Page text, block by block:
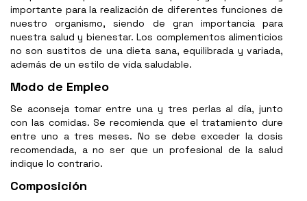
importante para la realización de diferentes funciones de
nuestro organismo, siendo de gran importancia para
nuestra salud y bienestar. Los complementos alimenticios
no son sustitos de una dieta sana, equilibrada y variada,
además de un estilo de vida saludable.
Modo de Empleo
Se aconseja tomar entre una y tres perlas al día, junto
con las comidas. Se recomienda que el tratamiento dure
entre uno a tres meses. No se debe exceder la dosis
recomendada, a no ser que un profesional de la salud
indique lo contrario.
Composición